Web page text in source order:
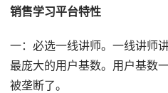
销售学习平台特性
一：必选一线讲师。一线讲师
最庞大的用户基数。用户基数
被垄断了。